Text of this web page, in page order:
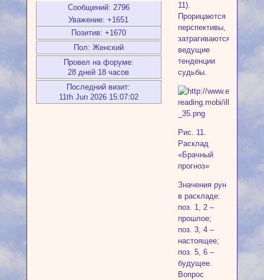
Сообщений: 2796
Уважение: +1651
Позитив: +1670
Пол: Женский
Провел на форуме:
28 дней 18 часов
Последний визит:
11th Jun 2026 15:07:02
11).
Прорицаются
перспективы,
затрагиваются
ведущие
тенденции
судьбы.
Рис. 11.
Расклад
«Брачный
прогноз»
Значения рун
в раскладе:
поз. 1, 2 –
прошлое;
поз. 3, 4 –
настоящее;
поз. 5, 6 –
будущее.
Вопрос